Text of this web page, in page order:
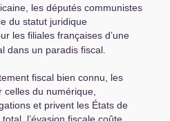
les députés communistes
du statut juridique
les filiales françaises d’une
dans un paradis fiscal.
fiscal bien connu, les
du numérique,
et privent les États de